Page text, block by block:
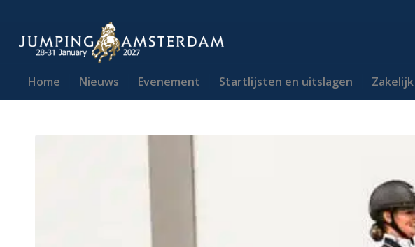
Home Nieuws Evenement Startlijsten en uitslagen Zakelijk